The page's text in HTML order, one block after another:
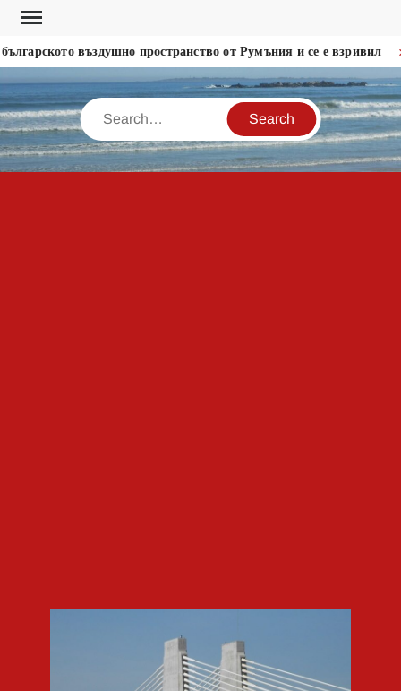
Skip
content
въздушно пространство от Румъния и се е взривил
Search